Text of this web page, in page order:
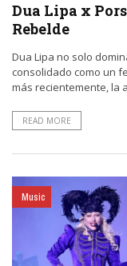
Dua Lipa x
Rebelde
Dua Lipa no solo
consolidado como un
más recientemente, la
READ MORE
Music